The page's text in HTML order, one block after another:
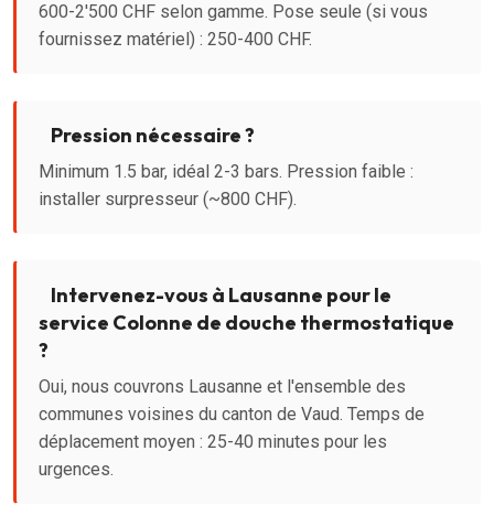
600-2'500 CHF selon gamme. Pose seule (si vous
fournissez matériel) : 250-400 CHF.
Pression nécessaire ?
Minimum 1.5 bar, idéal 2-3 bars. Pression faible :
installer surpresseur (~800 CHF).
Intervenez-vous à Lausanne pour le
service Colonne de douche thermostatique
?
Oui, nous couvrons Lausanne et l'ensemble des
communes voisines du canton de Vaud. Temps de
déplacement moyen : 25-40 minutes pour les
urgences.